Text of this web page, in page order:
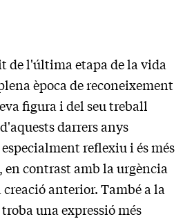
de l'última etapa de la vida
època de reconeixement
figura i del seu treball
darrers anys
reflexiu i és més
contrast amb la urgència
anterior. També a la
una expressió més